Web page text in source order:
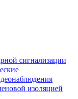
сигнализации
изоляцией